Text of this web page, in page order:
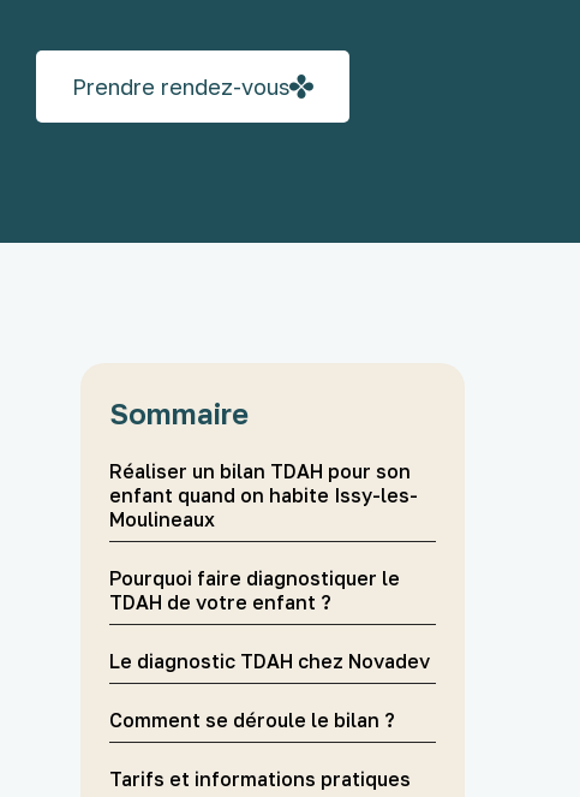
Prendre rendez-vous
Sommaire
Réaliser un bilan TDAH pour son
enfant quand on habite Issy-les-
Moulineaux
Pourquoi faire diagnostiquer le
TDAH de votre enfant ?
Le diagnostic TDAH chez Novadev
Comment se déroule le bilan ?
Tarifs et informations pratiques